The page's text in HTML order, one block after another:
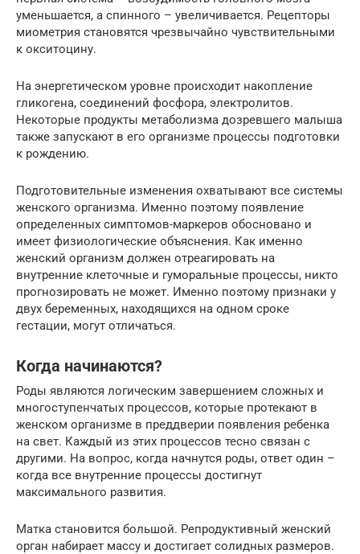
уменьшается, а спинного – увеличивается. Рецепторы
миометрия становятся чрезвычайно чувствительными
к окситоцину.
На энергетическом уровне происходит накопление
гликогена, соединений фосфора, электролитов.
Некоторые продукты метаболизма дозревшего малыша
также запускают в его организме процессы подготовки
к рождению.
Подготовительные изменения охватывают все системы
женского организма. Именно поэтому появление
определенных симптомов-маркеров обосновано и
имеет физиологические объяснения. Как именно
женский организм должен отреагировать на
внутренние клеточные и гуморальные процессы, никто
прогнозировать не может. Именно поэтому признаки у
двух беременных, находящихся на одном сроке
гестации, могут отличаться.
Когда начинаются?
Роды являются логическим завершением сложных и
многоступенчатых процессов, которые протекают в
женском организме в преддверии появления ребенка
на свет. Каждый из этих процессов тесно связан с
другими. На вопрос, когда начнутся роды, ответ один –
когда все внутренние процессы достигнут
максимального развития.
Матка становится большой. Репродуктивный женский
орган набирает массу и достигает солидных размеров.